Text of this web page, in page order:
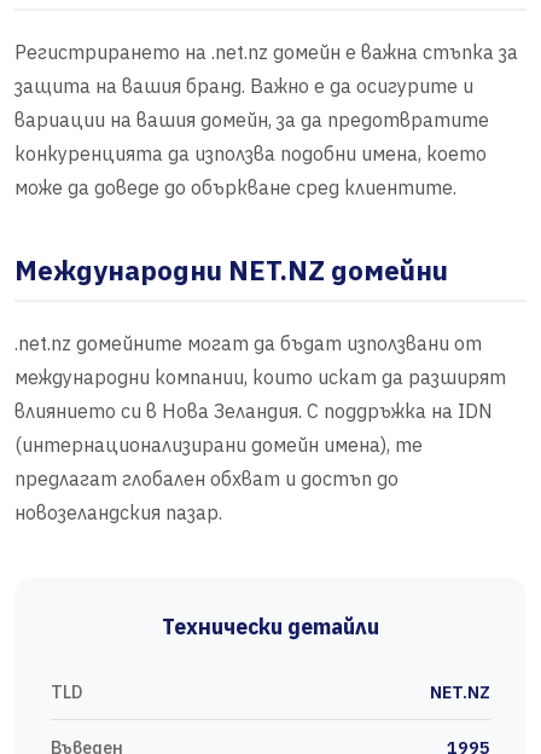
Регистрирането на .net.nz домейн е важна стъпка за
защита на вашия бранд. Важно е да осигурите и
вариации на вашия домейн, за да предотвратите
конкуренцията да използва подобни имена, което
може да доведе до объркване сред клиентите.
Международни NET.NZ домейни
.net.nz домейните могат да бъдат използвани от
международни компании, които искат да разширят
влиянието си в Нова Зеландия. С поддръжка на IDN
(интернационализирани домейн имена), те
предлагат глобален обхват и достъп до
новозеландския пазар.
Технически детайли
TLD NET.NZ
Въведен 1995